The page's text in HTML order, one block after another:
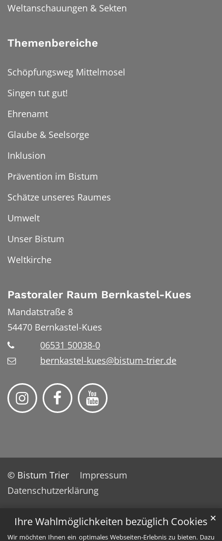
Ihre Wahlmöglichkeiten bezüglich Cookies
Wir möchten Ihnen ein optimales Webseiten-Erlebnis zu bieten. Dazu
✕
Weltanschauungen & Sekten
Themenbereiche
Schöpfungsweg Mittelmosel
Singen tut gut!
Ehrenamt
Glaube & Seelsorge
Inklusion
Prävention im Bistum
Schätze unseres Raumes
Umwelt
Unser Bistum
Weltkirche
Pastoraler Raum Bernkastel-Kues
Mandatstraße 8
54470 Bernkastel-Kues
06531 50038-0
bernkastel-kues@bistum-trier.de
© Bistum Trier
Impressum
Datenschutzerklärung